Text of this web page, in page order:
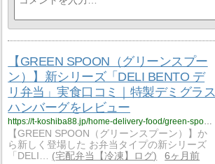
【GREEN SPOON（グリーンスプー
ン）】新シリーズ「DELI BENTO デ
リ弁当」実食口コミ｜特製デミグラス
ハンバーグをレビュー
【GREEN SPOON（グリーンスプーン）】か
ら新しく登場した お弁当タイプの新シリーズ
「DELI…
宅配弁当【冷凍】ログ
6ヶ月前